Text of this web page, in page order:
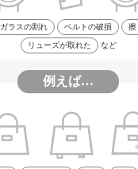
ガラスの割れ ベルトの破損 擦
リューズが取れた など
例えば…